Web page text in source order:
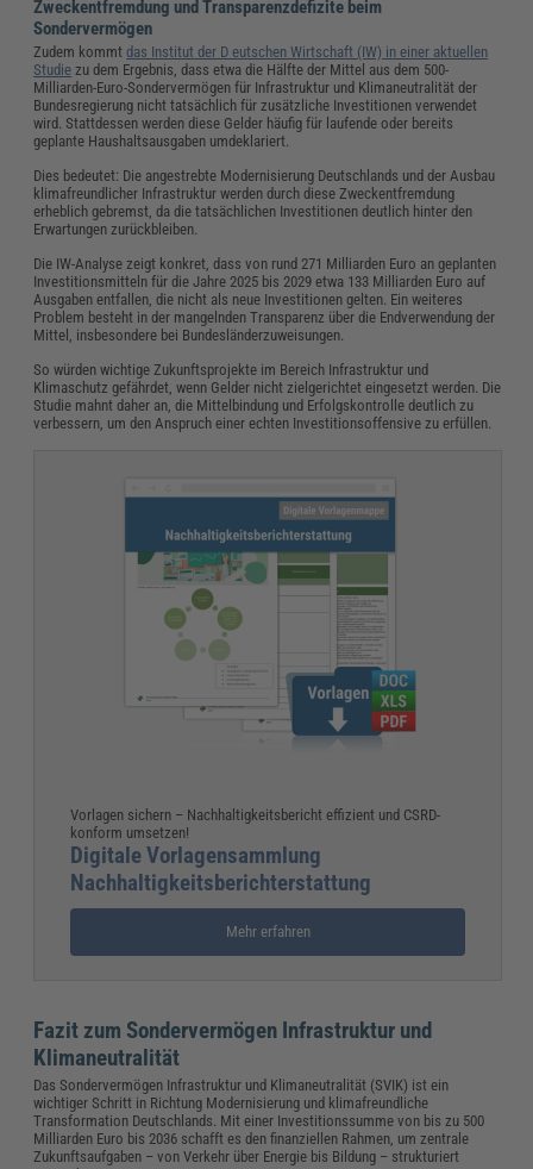
Zweckentfremdung und Transparenzdefizite beim
Sondervermögen
Zudem kommtdas Institut der D eutschen Wirtschaft (IW) in einer aktuellen
Studie zu dem Ergebnis, dass etwa die Hälfte der Mittel aus dem 500-
Milliarden-Euro-Sondervermögen für Infrastruktur und Klimaneutralität der
Bundesregierung nicht tatsächlich für zusätzliche Investitionen verwendet
wird. Stattdessen werden diese Gelder häufig für laufende oder bereits
geplante Haushaltsausgaben umdeklariert.
Dies bedeutet: Die angestrebte Modernisierung Deutschlands und der Ausbau
klimafreundlicher Infrastruktur werden durch diese Zweckentfremdung
erheblich gebremst, da die tatsächlichen Investitionen deutlich hinter den
Erwartungen zurückbleiben.
​Die IW-Analyse zeigt konkret, dass von rund 271 Milliarden Euro an geplanten
Investitionsmitteln für die Jahre 2025 bis 2029 etwa 133 Milliarden Euro auf
Ausgaben entfallen, die nicht als neue Investitionen gelten. Ein weiteres
Problem besteht in der mangelnden Transparenz über die Endverwendung der
Mittel, insbesondere bei Bundesländerzuweisungen.
So würden wichtige Zukunftsprojekte im Bereich Infrastruktur und
Klimaschutz gefährdet, wenn Gelder nicht zielgerichtet eingesetzt werden. Die
Studie mahnt daher an, die Mittelbindung und Erfolgskontrolle deutlich zu
verbessern, um den Anspruch einer echten Investitionsoffensive zu erfüllen.
Vorlagen sichern – Nachhaltigkeitsbericht effizient und CSRD-
konform umsetzen!
Digitale Vorlagensammlung
Nachhaltigkeitsberichterstattung
Mehr erfahren
Fazit zum Sondervermögen Infrastruktur und
Klimaneutralität
Das Sondervermögen Infrastruktur und Klimaneutralität (SVIK) ist ein
wichtiger Schritt in Richtung Modernisierung und klimafreundliche
Transformation Deutschlands. Mit einer Investitionssumme von bis zu 500
Milliarden Euro bis 2036 schafft es den finanziellen Rahmen, um zentrale
Zukunftsaufgaben – von Verkehr über Energie bis Bildung – strukturiert